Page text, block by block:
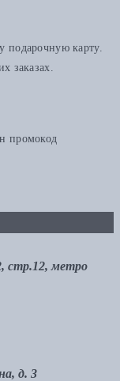
подарочную карту.
заказах.
промокод
стр.12, метро
д. 3